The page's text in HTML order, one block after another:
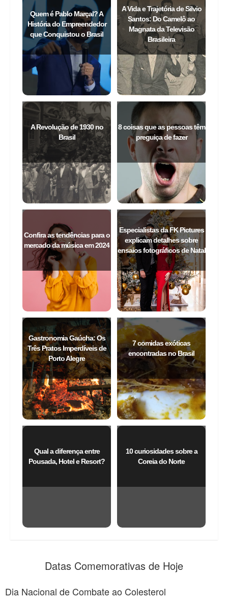
Quem é Pablo Marçal? A
História do Empreendedor
que Conquistou o Brasil
A Vida e Trajetória de Silvio
Santos: Do Camelô ao
Magnata da Televisão
Brasileira
A Revolução de 1930 no
Brasil
8 coisas que as pessoas têm
preguiça de fazer
Confira as tendências para o
mercado da música em 2024
Especialistas da FK Pictures
explicam detalhes sobre
ensaios fotográficos de Natal
Gastronomia Gaúcha: Os
Três Pratos Imperdíveis de
Porto Alegre
7 comidas exóticas
encontradas no Brasil
Qual a diferença entre
Pousada, Hotel e Resort?
10 curiosidades sobre a
Coreia do Norte
Datas Comemorativas de Hoje
Dia Nacional de Combate ao Colesterol